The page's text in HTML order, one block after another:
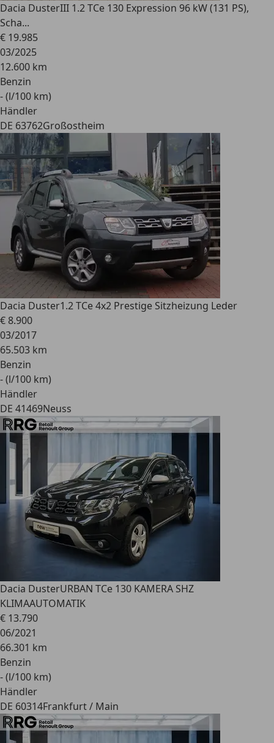
Dacia DusterIII 1.2 TCe 130 Expression 96 kW (131 PS),
Scha...
€ 19.985
03/2025
12.600 km
Benzin
- (l/100 km)
Händler
DE 63762Großostheim
Dacia Duster1.2 TCe 4x2 Prestige Sitzheizung Leder
€ 8.900
03/2017
65.503 km
Benzin
- (l/100 km)
Händler
DE 41469Neuss
Dacia DusterURBAN TCe 130 KAMERA SHZ
KLIMAAUTOMATIK
€ 13.790
06/2021
66.301 km
Benzin
- (l/100 km)
Händler
DE 60314Frankfurt / Main